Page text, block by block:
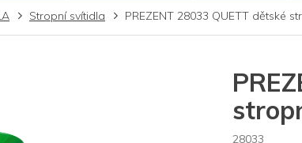
Stropní svítidla PREZENT 28033 QUETT dětské
28033